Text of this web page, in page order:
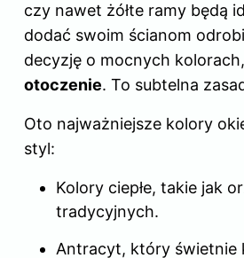
czy nawet żółte ramy będą
dodać swoim ścianom
decyzję o mocnych kolorach,
otoczenie. To subtelna
Oto najważniejsze kolory
styl:
Kolory ciepłe, takie jak
tradycyjnych.
Antracyt, który świetnie